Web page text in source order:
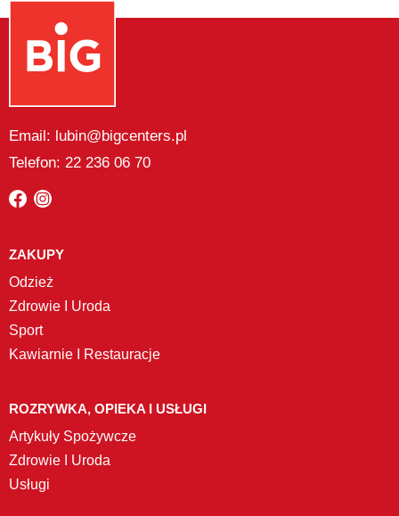
Email: lubin@bigcenters.pl
Telefon: 22 236 06 70
ZAKUPY
Odzież
Zdrowie I Uroda
Sport
Kawiarnie I Restauracje
ROZRYWKA, OPIEKA I USŁUGI
Artykuły Spożywcze
Zdrowie I Uroda
Usługi